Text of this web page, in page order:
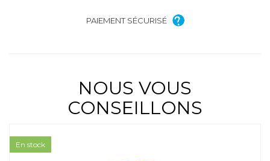
PAIEMENT SÉCURISÉ
NOUS VOUS
CONSEILLONS
En stock